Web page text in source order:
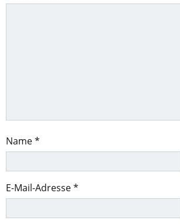
Name*
E-Mail-Adresse*